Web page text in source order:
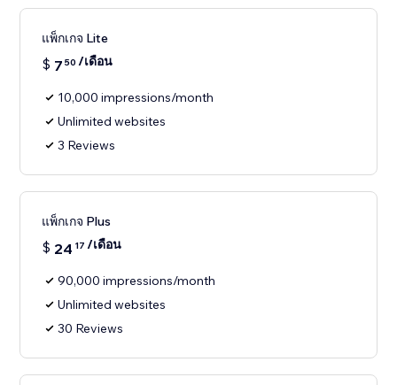
แพ็กเกจ Lite
$ 7 50 /เดือน
10,000 impressions/month
Unlimited websites
3 Reviews
แพ็กเกจ Plus
$ 24 17 /เดือน
90,000 impressions/month
Unlimited websites
30 Reviews